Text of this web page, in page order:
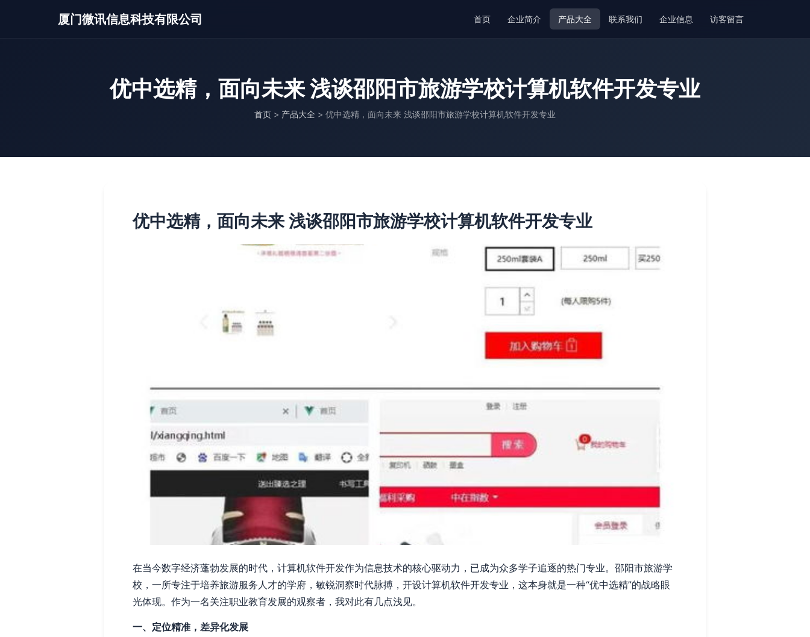
厦门微讯信息科技有限公司 首页 企业简介 产品大全 联系我们 企业信息 访客留言
优中选精，面向未来 浅谈邵阳市旅游学校计算机软件开发专业
首页 > 产品大全 > 优中选精，面向未来 浅谈邵阳市旅游学校计算机软件开发专业
优中选精，面向未来 浅谈邵阳市旅游学校计算机软件开发专业
在当今数字经济蓬勃发展的时代，计算机软件开发作为信息技术的核心驱动力，已成为众多学子追逐的热门专业。邵阳市旅游学
校，一所专注于培养旅游服务人才的学府，敏锐洞察时代脉搏，开设计算机软件开发专业，这本身就是一种“优中选精”的战略眼
光体现。作为一名关注职业教育发展的观察者，我对此有几点浅见。
一、定位精准，差异化发展